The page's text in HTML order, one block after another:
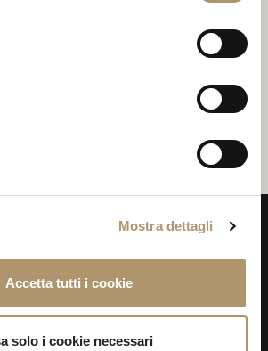
Mostra dettagli
Accetta tutti i cookie
solo i cookie necessari
341074